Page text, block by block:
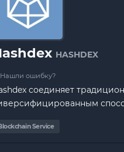
HASHDEX
ошибку?
соединяет
Service